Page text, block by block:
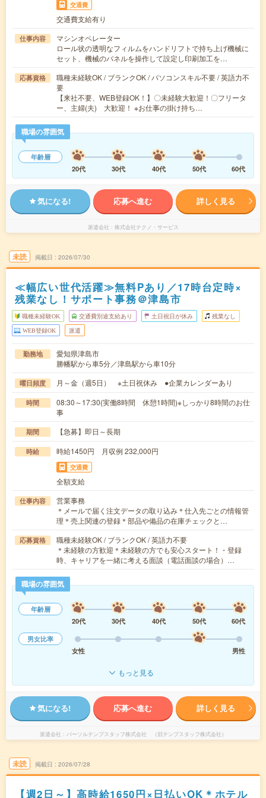
交通費
交通費支給有り
仕事内容
マシンオペレーター
ロール状の透明なフィルムをハンドリフトで持ち上げ機械に
セット、機械のパネルを操作して設定し印刷加工を…
応募資格
職種未経験OK / ブランクOK / パソコンスキル不要 / 英語力不
要
【来社不要、WEB登録OK！】〇未経験大歓迎！〇フリータ
ー、主婦(夫) 大歓迎！ ※お仕事の掛け持ち…
職場の雰囲気
年齢層
20代
30代 40代 50代 60代
気になる! 応募へ進む 詳しく見る
派遣会社 株式会社テクノ・サービス
未読 掲載日 2026/07/30
≪幅広い世代活躍≫無料Pあり／17時台定時×
残業なし！サポート事務＠津島市
職種未経験OK 交通費別途支給あり 土日祝日が休み 残業なし
WEB登録OK 派遣
勤務地
愛知県津島市
勝幡駅から車5分／津島駅から車10分
曜日頻度 月～金（週5日） ※土日祝休み ●企業カレンダーあり
時間
08:30～17:30(実働8時間 休憩1時間)※しっかり8時間のお仕
事
期間 【急募】即日～長期
時給 時給1450円 月収例 232,000円
交通費
全額支給
仕事内容
営業事務
＊メールで届く注文データの取り込み＊仕入先ごとの情報管
理＊売上関連の登録＊部品や備品の在庫チェックと…
応募資格
職種未経験OK / ブランクOK / 英語力不要
＊未経験の方歓迎＊未経験の方でも安心スタート！・登録
時、キャリアを一緒に考える面談（電話面談の場合）…
職場の雰囲気
年齢層
20代
30代 40代 50代
60代
男女比率
女性
男性
もっと見る
気になる! 応募へ進む 詳しく見る
派遣会社 パーソルテンプスタッフ株式会社 （旧テンプスタッフ株式会社）
未読 掲載日 2026/07/28
【週2日～】高時給1650円×日払いOK＊ホテル